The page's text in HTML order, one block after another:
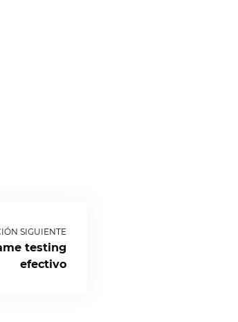
SIGUIENTE
testing
efectivo